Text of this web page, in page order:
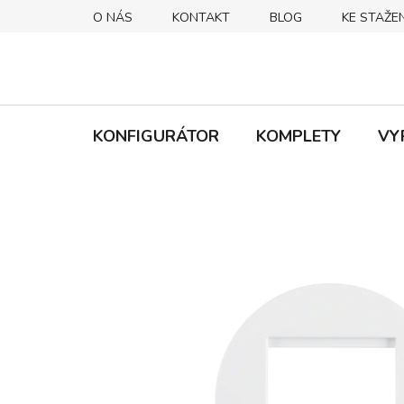
O NÁS KONTAKT BLOG KE
KONFIGURÁTOR KOMPLETY